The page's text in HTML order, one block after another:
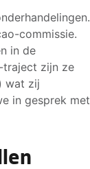
commissie.
in de
traject zijn ze
wat zij
in gesprek met